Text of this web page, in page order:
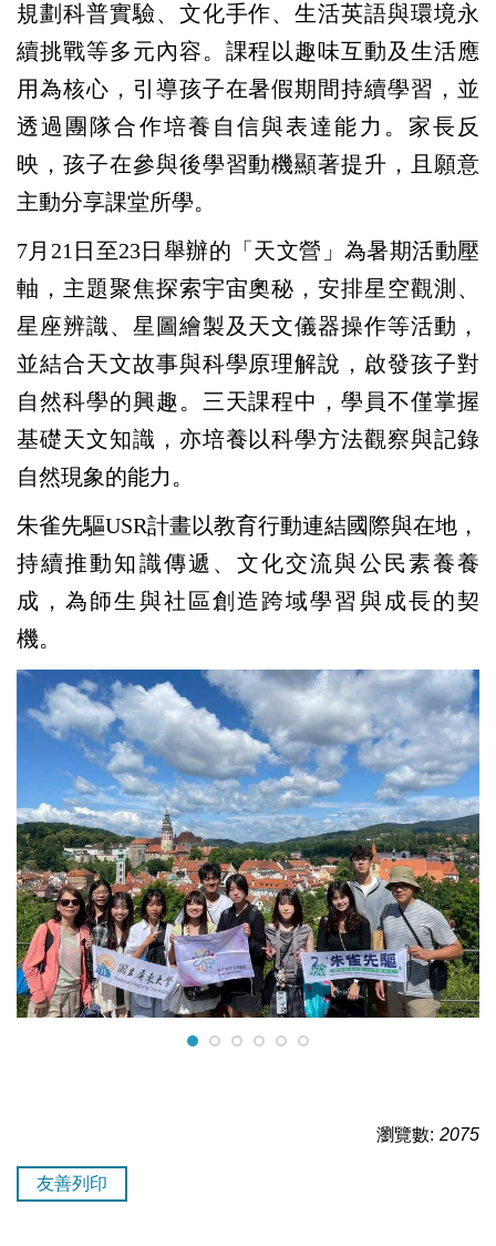
規劃科普實驗、文化手作、生活英語與環境永
續挑戰等多元內容。課程以趣味互動及生活應
用為核心，引導孩子在暑假期間持續學習，並
透過團隊合作培養自信與表達能力。家長反
映，孩子在參與後學習動機顯著提升，且願意
主動分享課堂所學。
7月21日至23日舉辦的「天文營」為暑期活動壓
軸，主題聚焦探索宇宙奧秘，安排星空觀測、
星座辨識、星圖繪製及天文儀器操作等活動，
並結合天文故事與科學原理解說，啟發孩子對
自然科學的興趣。三天課程中，學員不僅掌握
基礎天文知識，亦培養以科學方法觀察與記錄
自然現象的能力。
朱雀先驅USR計畫以教育行動連結國際與在地，
持續推動知識傳遞、文化交流與公民素養養
成，為師生與社區創造跨域學習與成長的契
機。
瀏覽數: 2075
友善列印